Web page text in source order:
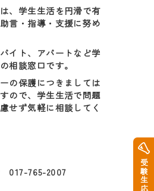
、学生生活を円滑で有
言・指導・支援に努め
イト、アパートなど学
相談窓口です。
の保護につきましては
ので、学生生活で問題
せず気軽に相談してく
765-2007